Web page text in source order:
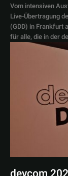
Vom intensiven
Live-Übertragung
(GDD) in Frankfurt
für alle, die in der